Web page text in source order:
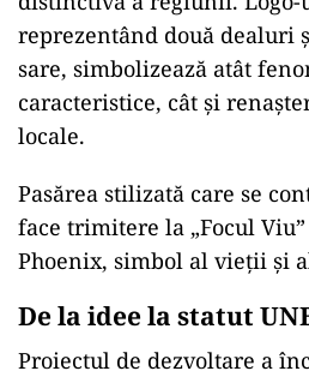
Strategia de turism
bazează pe explorare și
fiind pus pe sustenabilitate
peisajului rural și sălbatic.
de autenticitatea
locului și de echilibrul
Simboluri și identitate
pentru prima dată în 2007 și
distinctivă a regiunii. Logo-